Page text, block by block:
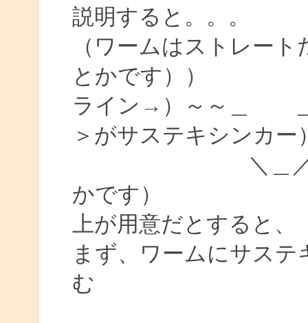
説明すると。。。
（ワームはストレー
とかです））
ライン→）～～
＞がサステキシンカー
＼＿／ （←フ
かです）
上が用意だとすると、
まず、ワームにサス
む